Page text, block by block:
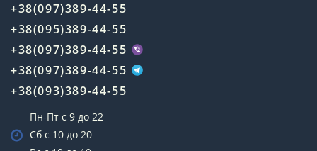
передовые технологии, чтобы создавать
продукцию для 4G/5G сетей, спутниковых систем и
структурированных кабельных систем (СКС).
Компания активно сотрудничает с ведущими
операторами связи и поставщиками
оборудования.
Основные этапы развития:
производства коаксиальных разъемов.
1980-е годы:
+38(097)389-44-55
+38(095)389-44-55
+38(097)389-44-55
+38(097)389-44-55
+38(093)389-44-55
Пн-Пт с 9 до 22
Сб с 10 до 20